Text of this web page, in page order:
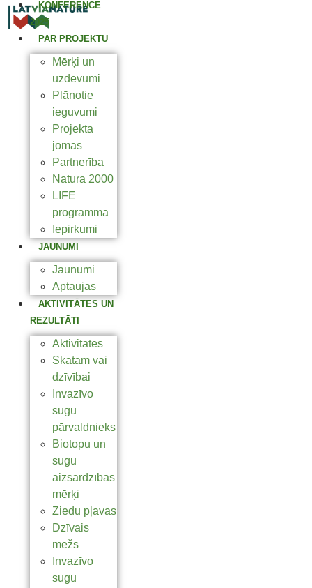
KONFERENCE
2025
PAR PROJEKTU
Mērķi un
uzdevumi
Plānotie
ieguvumi
Projekta
jomas
Partnerība
Natura 2000
LIFE
programma
Iepirkumi
JAUNUMI
Jaunumi
Aptaujas
AKTIVITĀTES UN
REZULTĀTI
Aktivitātes
Skatam vai
dzīvībai
Invazīvo
sugu
pārvaldnieks
Biotopu un
sugu
aizsardzības
mērķi
Ziedu pļavas
Dzīvais
mežs
Invazīvo
sugu